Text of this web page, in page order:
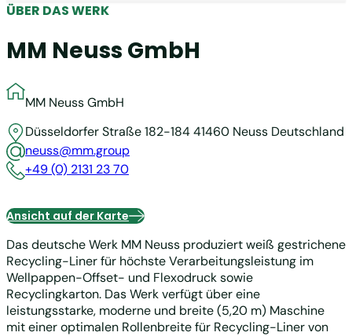
ÜBER DAS WERK
MM Neuss GmbH
MM Neuss GmbH
Düsseldorfer Straße 182-18441460 Neuss Deutschland
neuss@mm.group
+49 (0) 2131 23 70
Ansicht auf der Karte
Das deutsche Werk MM Neuss produziert weiß gestrichene
Recycling-Liner für höchste Verarbeitungsleistung im
Wellpappen-Offset- und Flexodruck sowie
Recyclingkarton. Das Werk verfügt über eine
leistungsstarke, moderne und breite (5,20 m) Maschine
mit einer optimalen Rollenbreite für Recycling-Liner von